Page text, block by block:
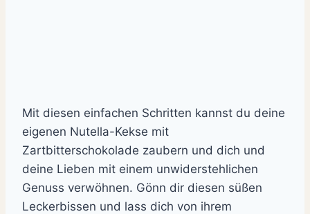
Mit diesen einfachen Schritten kannst du deine
eigenen Nutella-Kekse mit
Zartbitterschokolade zaubern und dich und
deine Lieben mit einem unwiderstehlichen
Genuss verwöhnen. Gönn dir diesen süßen
Leckerbissen und lass dich von ihrem